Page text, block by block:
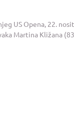
US Opena, 22.
Martina Kližana